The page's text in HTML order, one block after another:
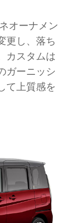
オーナメン
更し、落ち
カスタムは
ガーニッシ
て上質感を